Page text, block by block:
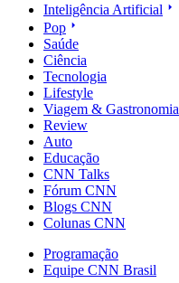
Inteligência Artificial
Pop
Saúde
Ciência
Tecnologia
Lifestyle
Viagem & Gastronomia
Review
Auto
Educação
CNN Talks
Fórum CNN
Blogs CNN
Colunas CNN
Programação
Equipe CNN Brasil